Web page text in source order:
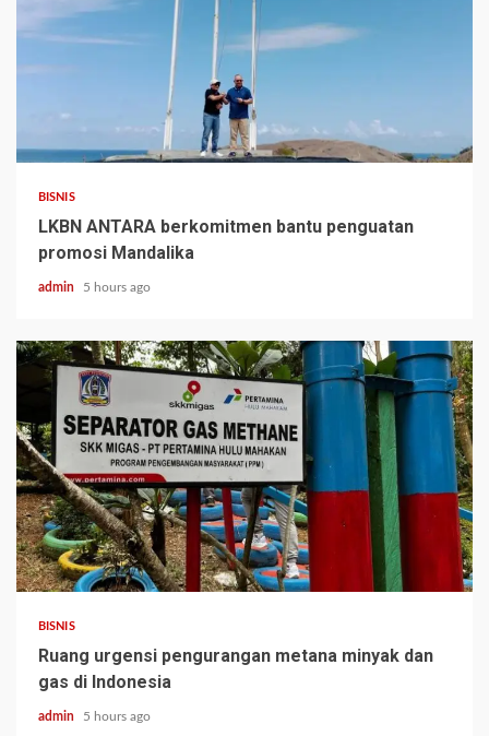
BISNIS
LKBN ANTARA berkomitmen bantu penguatan
promosi Mandalika
admin 5 hours ago
BISNIS
Ruang urgensi pengurangan metana minyak dan
gas di Indonesia
admin 5 hours ago